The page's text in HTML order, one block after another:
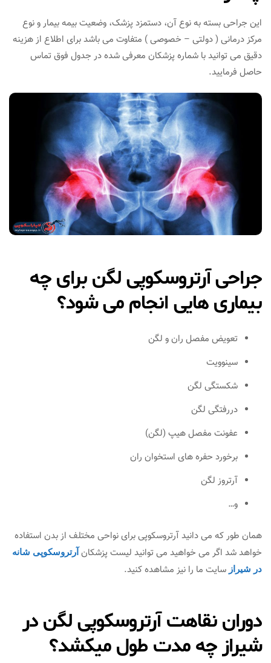
این جراحی بسته به نوع آن، دستمزد پزشک، وضعیت بیمه بیمار و نوع
مرکز درمانی ( دولتی – خصوصی ) متفاوت می باشد برای اطلاع از هزینه
دقیق می توانید با شماره پزشکان معرفی شده در جدول فوق تماس
حاصل فرمایید.
جراحی آرتروسکوپی لگن برای چه
بیماری هایی انجام می شود؟
تعویض مفصل ران و لگن
سینوویت
شکستگی لگن
دررفتگی لگن
عفونت مفصل هیپ (لگن)
برخورد حفره های استخوان ران
آرتروز لگن
و…
همان طور که می دانید آرتروسکوپی برای نواحی مختلف از بدن استفاده
خواهد شد اگر می خواهید می توانید لیست پزشکان آرتروسکوپی شانه
در شیراز سایت ما را نیز مشاهده کنید.
دوران نقاهت آرتروسکوپی لگن در
شیراز چه مدت طول میکشد؟